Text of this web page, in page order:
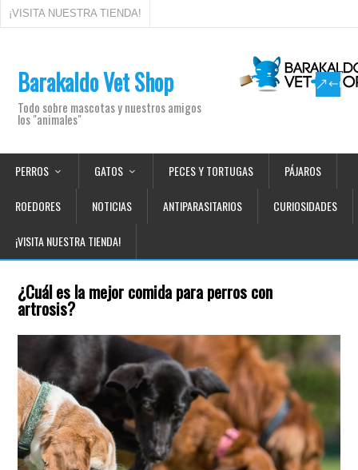
¡VISITA NUESTRA TIENDA!
Barakaldo Vet Shop
Todo sobre mascotas y nuestros amigos
los "animales"
PERROS GATOS PECES Y TORTUGAS PÁJAROS
ROEDORES NOTICIAS ANTIPARASITARIOS CURIOSIDADES
¡VISITA NUESTRA TIENDA!
¿Cuál es la mejor comida para perros con
artrosis?